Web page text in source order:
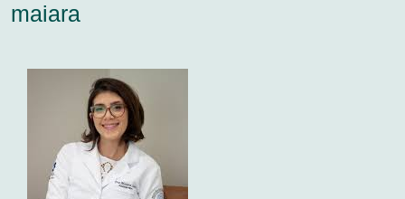
maiara